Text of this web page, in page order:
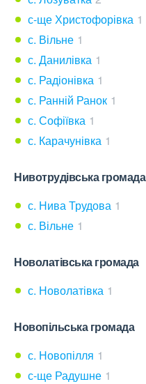
с-ще Христофорівка 1
с. Вільне 1
с. Данилівка 1
с. Радіонівка 1
с. Ранній Ранок 1
с. Софіївка 1
с. Карачунівка 1
Нивотрудівська громада
с. Нива Трудова 1
с. Вільне 1
Новолатівська громада
с. Новолатівка 1
Новопільська громада
с. Новопілля 1
с-ще Радушне 1